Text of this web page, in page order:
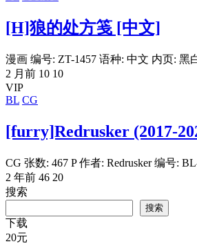
[H]狼的处方笺 [中文]
漫画 编号: ZT-1457 语种: 中文 内页: 黑
2 月前 10 10
VIP
BL CG
[furry]Redrusker (2017-
CG 张数: 467 P 作者: Redrusker 编号:
2 年前 46 20
搜索
搜索
下载
20元